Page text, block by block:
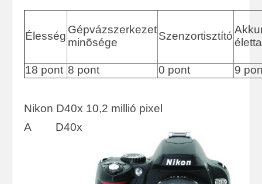
Élesség
Gépvázszerkezet
minõsége
Szenzortisztító
18 pont 8 pont 0 pont 9
Nikon D40x 10,2 millió pixel
A D40x